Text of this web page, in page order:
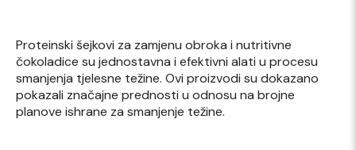
Proteinski šejkovi za zamjenu obroka i nutritivne
čokoladice su jednostavna i efektivni alati u procesu
smanjenja tjelesne težine. Ovi proizvodi su dokazano
pokazali značajne prednosti u odnosu na brojne
planove ishrane za smanjenje težine.